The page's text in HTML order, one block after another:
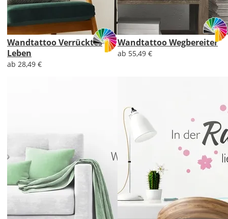
Wandtattoo Verrücktes
Leben
ab 28,49 €
Wandtattoo Wegbereiter
ab 55,49 €